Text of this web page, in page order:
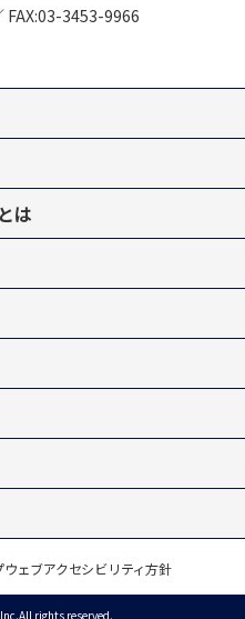
FAX:03-3453-9966
は
ウェブアクセシビリティ方針
All rights reserved.